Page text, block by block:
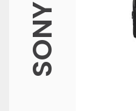
SONY